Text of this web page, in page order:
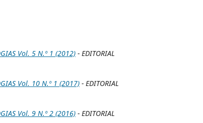
Vol. 5 N.º 1 (2012) - EDITORIAL
Vol. 10 N.º 1 (2017) - EDITORIAL
Vol. 9 N.º 2 (2016) - EDITORIAL